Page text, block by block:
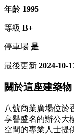
年齡 1995
等級 B+
停車場 是
最後更新 2024-10-
關於這座建築物
八號商業廣場位於
享譽盛名的辦公大
空間的專業人士提